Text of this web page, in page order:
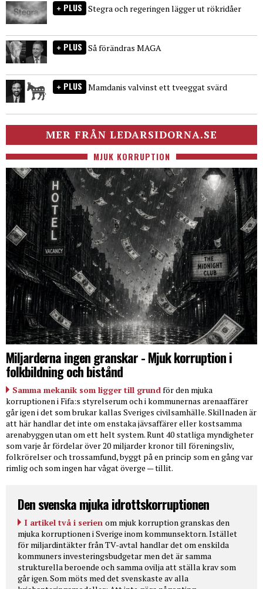
PLUS Stegra och regeringen lägger ut rökridåer
PLUS Så förändras MAGA
PLUS Mamdanis valvinst ett tveeggat svärd
MER FRÅN LEDARSIDORNA.SE
MJUK KORRUPTION
Miljarderna ingen granskar - Mjuk korruption i
folkbildning och bistånd
Samma mekanik som ligger till grundför den mjuka
korruptionen i Fifa:s styrelserum och i kommunernas arenaaffärer
går igen i det som brukar kallas Sveriges civilsamhälle. Skillnaden är
att här handlar det inte om enstaka jävsaffärer eller kostsamma
arenabyggen utan om ett helt system. Runt 40 statliga myndigheter
som varje år fördelar över 20 miljarder kronor till föreningsliv,
folkrörelser och trossamfund, byggt på en princip som en gång var
rimlig och som ingen har vågat överge — tillit.
Den svenska mjuka idrottskorruptionen
I artikel två i serien om mjuk korruption granskas den
mjuka korruptionen i Sverige inom kommunsektorn. Istället
för miljardintäkter från TV-avtal handlar det om enskilda
kommuners investeringsbudgetar men det är samma
strukturella beroende och samma ovilja att ställa krav som
går igen. Som möts med det svenskaste av alla